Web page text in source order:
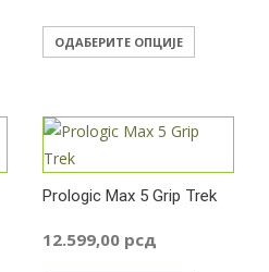
ОДАБЕРИТЕ ОПЦИЈЕ
више
Опције
могу
Prologic Max 5 Grip Trek
12.599,00 рсд